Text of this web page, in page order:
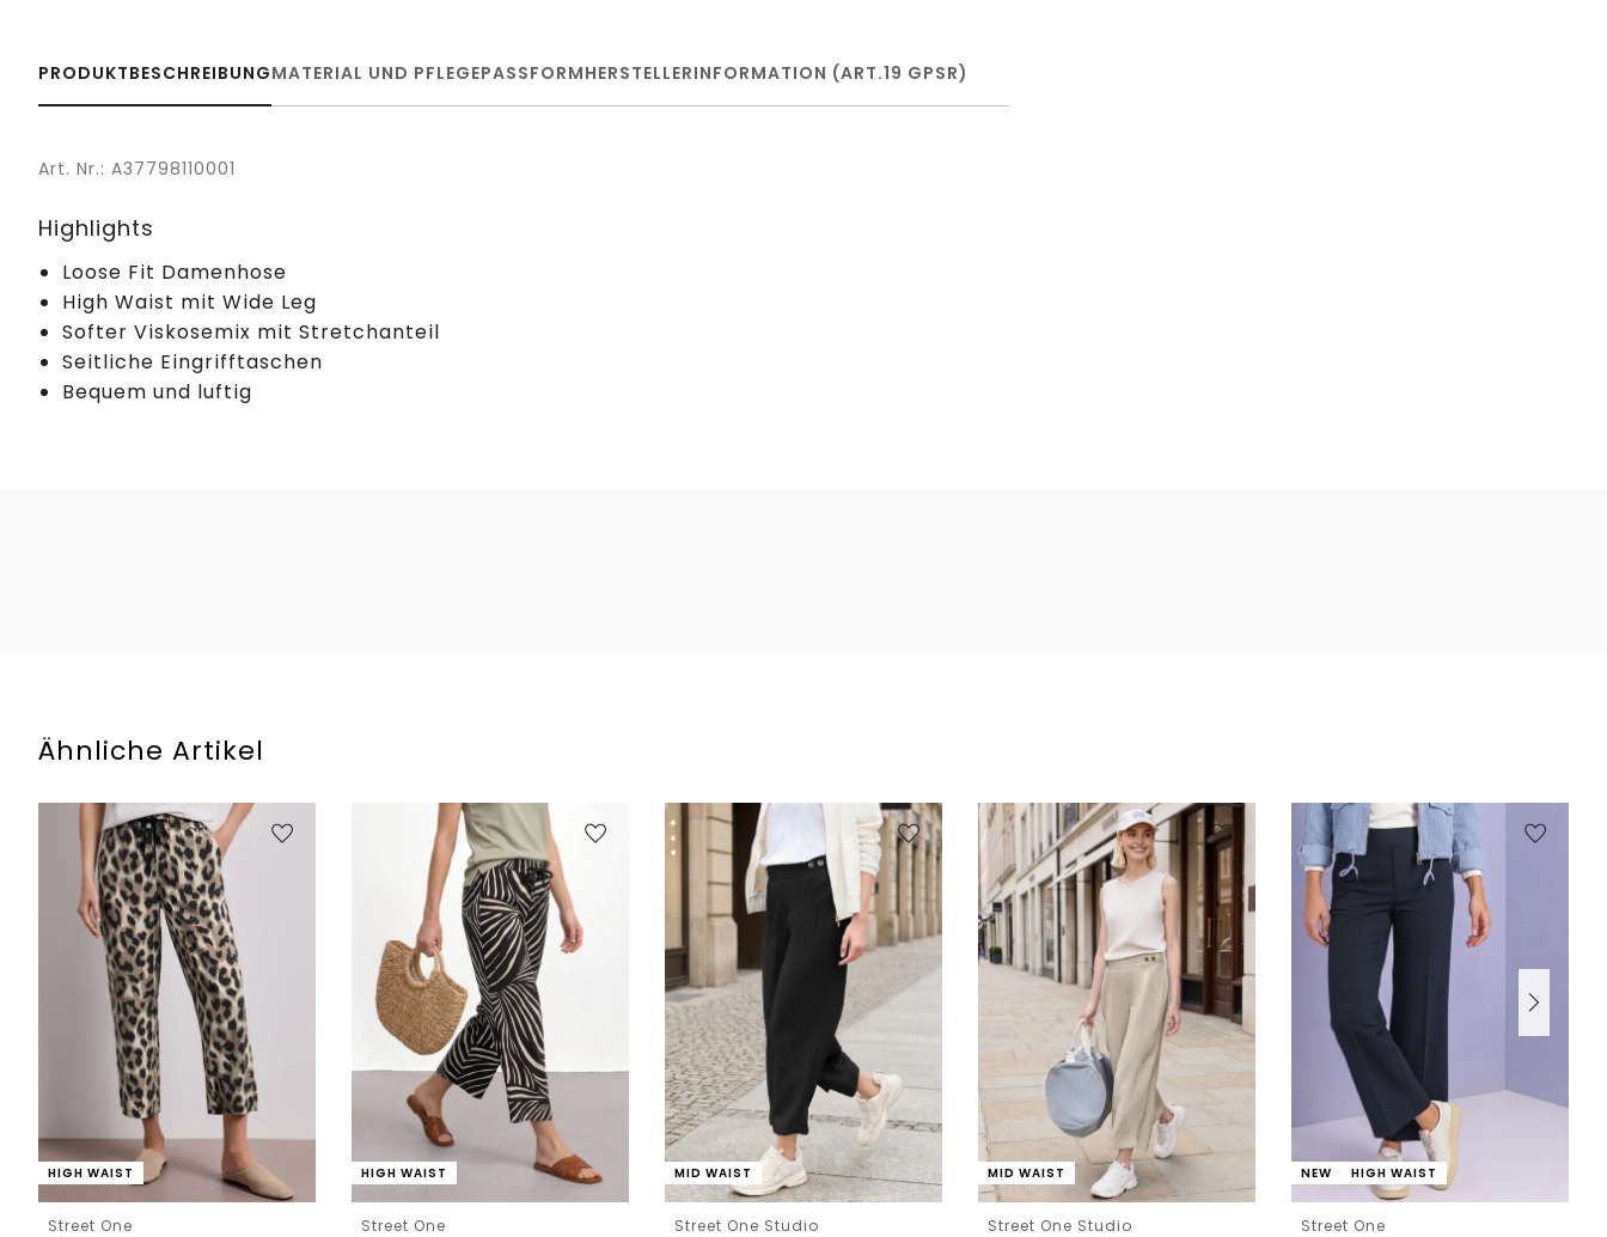
PRODUKTBESCHREIBUNGMATERIAL UND PFLEGEPASSFORMHERSTELLERINFORMATION (ART.19 GPSR)
Art. Nr.: A37798110001
Highlights
Loose Fit Damenhose
High Waist mit Wide Leg
Softer Viskosemix mit Stretchanteil
Seitliche Eingrifftaschen
Bequem und luftig
Ähnliche Artikel
HIGH WAIST
Street One
HIGH WAIST
Street One
MID WAIST
Street One Studio
MID WAIST
Street One Studio
NEW HIGH WAIST
Street One